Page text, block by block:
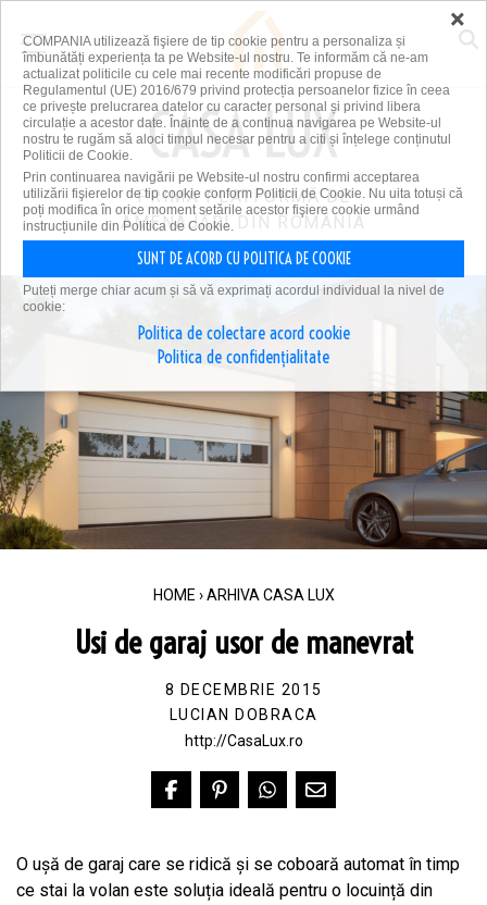
PRIMA PLATFORMĂ DE
AMENAJĂRI DIN ROMÂNIA
HOME › ARHIVA CASA LUX
Usi de garaj usor de manevrat
8 DECEMBRIE 2015
LUCIAN DOBRACA
http://CasaLux.ro
O ușă de garaj care se ridică și se coboară automat în timp
ce stai la volan este soluția ideală pentru o locuință din
×
COMPANIA utilizează fişiere de tip cookie pentru a personaliza și
îmbunătăți experiența ta pe Website-ul nostru. Te informăm că ne-am
actualizat politicile cu cele mai recente modificări propuse de
Regulamentul (UE) 2016/679 privind protecția persoanelor fizice în ceea
ce privește prelucrarea datelor cu caracter personal și privind libera
circulație a acestor date. Înainte de a continua navigarea pe Website-ul
nostru te rugăm să aloci timpul necesar pentru a citi și înțelege conținutul
Politicii de Cookie.
Prin continuarea navigării pe Website-ul nostru confirmi acceptarea
utilizării fişierelor de tip cookie conform Politicii de Cookie. Nu uita totuși că
poți modifica în orice moment setările acestor fişiere cookie urmând
instrucțiunile din Politica de Cookie.
SUNT DE ACORD CU POLITICA DE COOKIE
Puteți merge chiar acum și să vă exprimați acordul individual la nivel de
cookie:
Politica de colectare acord cookie
Politica de confidențialitate